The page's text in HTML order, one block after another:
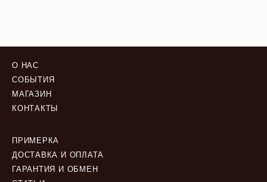
О НАС
СОБЫТИЯ
МАГАЗИН
КОНТАКТЫ
ПРИМЕРКА
ДОСТАВКА И ОПЛАТА
ГАРАНТИЯ И ОБМЕН